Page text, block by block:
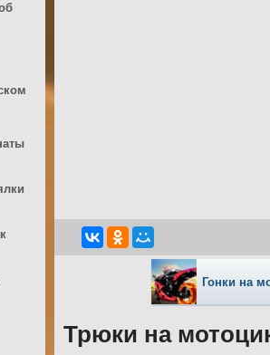
Гонки на
Трюки на